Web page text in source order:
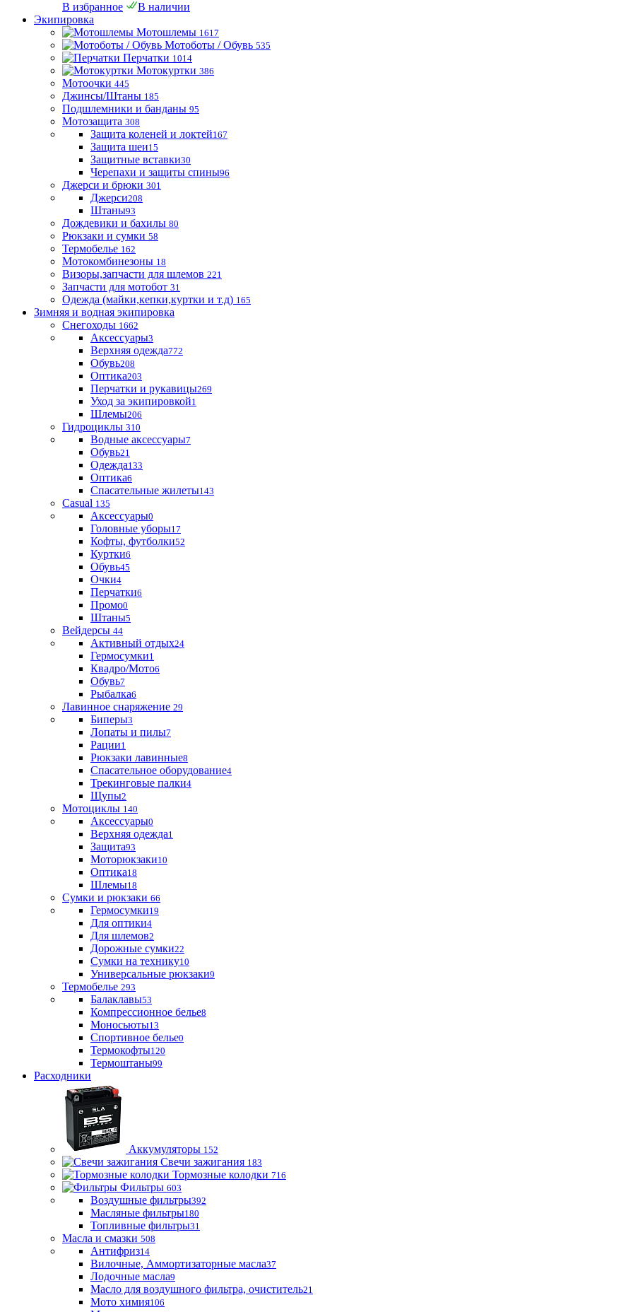
В избранное
В наличии
Экипировка
Мотошлемы 1617
Мотоботы / Обувь 535
Перчатки 1014
Мотокуртки 386
Мотоочки 445
Джинсы/Штаны 185
Подшлемники и банданы 95
Мотозащита 308
Защита коленей и локтей167
Защита шеи15
Защитные вставки30
Черепахи и защиты спины96
Джерси и брюки 301
Джерси208
Штаны93
Дождевики и бахилы 80
Рюкзаки и сумки 58
Термобелье 162
Мотокомбинезоны 18
Визоры,запчасти для шлемов 221
Запчасти для мотобот 31
Одежда (майки,кепки,куртки и т.д) 165
Зимняя и водная экипировка
Снегоходы 1662
Аксессуары3
Верхняя одежда772
Обувь208
Оптика203
Перчатки и рукавицы269
Уход за экипировкой1
Шлемы206
Гидроциклы 310
Водные аксессуары7
Обувь21
Одежда133
Оптика6
Спасательные жилеты143
Casual 135
Аксессуары0
Головные уборы17
Кофты, футболки52
Куртки6
Обувь45
Очки4
Перчатки6
Промо0
Штаны5
Вейдерсы 44
Активный отдых24
Гермосумки1
Квадро/Мото6
Обувь7
Рыбалка6
Лавинное снаряжение 29
Биперы3
Лопаты и пилы7
Рации1
Рюкзаки лавинные8
Спасательное оборудование4
Трекинговые палки4
Щупы2
Мотоциклы 140
Аксессуары0
Верхняя одежда1
Защита93
Моторюкзаки10
Оптика18
Шлемы18
Сумки и рюкзаки 66
Гермосумки19
Для оптики4
Для шлемов2
Дорожные сумки22
Сумки на технику10
Универсальные рюкзаки9
Термобелье 293
Балаклавы53
Компрессионное белье8
Моносьюты13
Спортивное белье0
Термокофты120
Термоштаны99
Расходники
Аккумуляторы 152
Свечи зажигания 183
Тормозные колодки 716
Фильтры 603
Воздушные фильтры392
Масляные фильтры180
Топливные фильтры31
Масла и смазки 508
Антифриз14
Вилочные, Аммортизаторные масла37
Лодочные масла9
Масло для воздушного фильтра, очиститель21
Мото химия106